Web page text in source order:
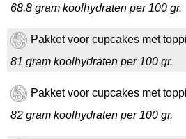
68,8 gram koolhydraten per 100 gr.
Pakket voor cupcakes met
81 gram koolhydraten per 100 gr.
Pakket voor cupcakes met
82 gram koolhydraten per 100 gr.